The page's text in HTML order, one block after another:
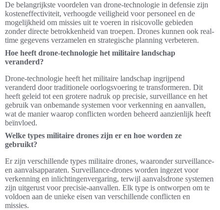
De belangrijkste voordelen van drone-technologie in defensie zijn
kosteneffectiviteit, verhoogde veiligheid voor personeel en de
mogelijkheid om missies uit te voeren in risicovolle gebieden
zonder directe betrokkenheid van troepen. Drones kunnen ook real-
time gegevens verzamelen en strategische planning verbeteren.
Hoe heeft drone-technologie het militaire landschap
veranderd?
Drone-technologie heeft het militaire landschap ingrijpend
veranderd door traditionele oorlogsvoering te transformeren. Dit
heeft geleid tot een grotere nadruk op precisie, surveillance en het
gebruik van onbemande systemen voor verkenning en aanvallen,
wat de manier waarop conflicten worden beheerd aanzienlijk heeft
beïnvloed.
Welke types militaire drones zijn er en hoe worden ze
gebruikt?
Er zijn verschillende types militaire drones, waaronder surveillance-
en aanvalsapparaten. Surveillance-drones worden ingezet voor
verkenning en inlichtingenvergaring, terwijl aanvalsdrone systemen
zijn uitgerust voor precisie-aanvallen. Elk type is ontworpen om te
voldoen aan de unieke eisen van verschillende conflicten en
missies.